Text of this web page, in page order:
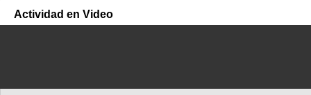
Actividad en Video